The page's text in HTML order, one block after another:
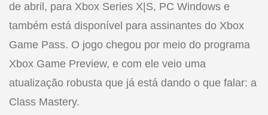
de abril, para Xbox Series X|S, PC Windows e
também está disponível para assinantes do Xbox
Game Pass. O jogo chegou por meio do programa
Xbox Game Preview, e com ele veio uma
atualização robusta que já está dando o que falar: a
Class Mastery.